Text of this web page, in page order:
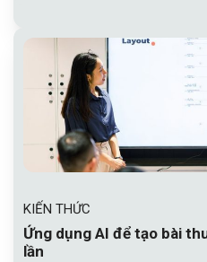
KIẾN THỨC
Ứng dụng AI để tạo bài
lần